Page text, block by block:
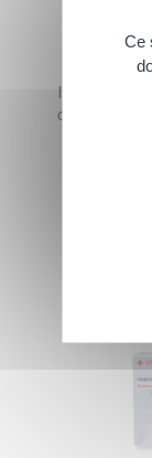
Idéales en
douceur et
Ce